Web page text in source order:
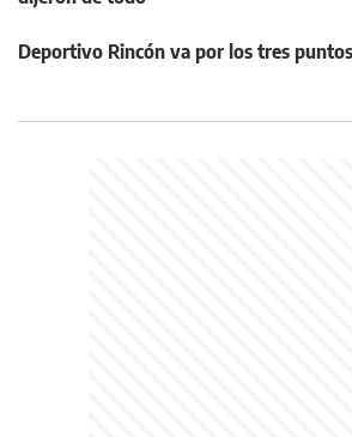
Deportivo Rincón va por los tres